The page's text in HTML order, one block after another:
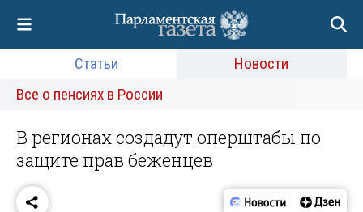
Статьи
Новости
Все о пенсиях в России
В регионах создадут оперштабы по
защите прав беженцев